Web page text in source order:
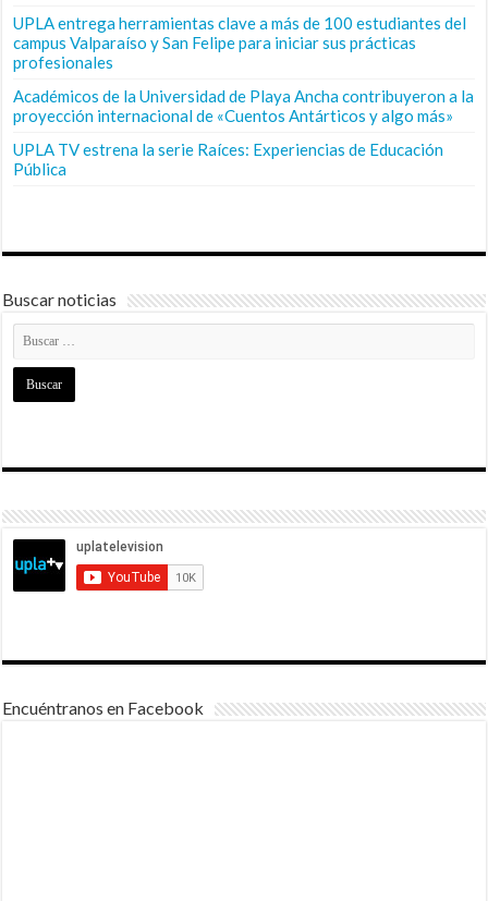
UPLA entrega herramientas clave a más de 100 estudiantes del
campus Valparaíso y San Felipe para iniciar sus prácticas
profesionales
Académicos de la Universidad de Playa Ancha contribuyeron a la
proyección internacional de «Cuentos Antárticos y algo más»
UPLA TV estrena la serie Raíces: Experiencias de Educación
Pública
Buscar noticias
Encuéntranos en Facebook